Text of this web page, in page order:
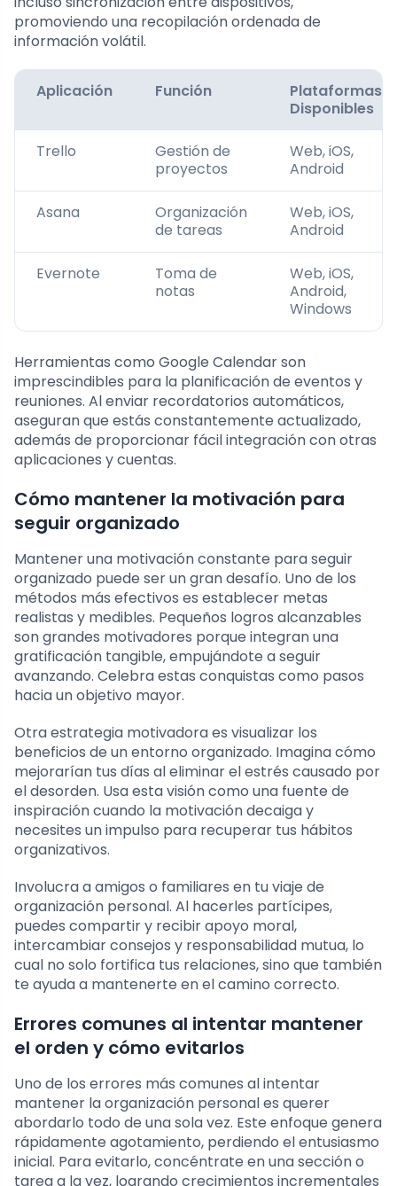
promoviendo una recopilación ordenada de
información volátil.
Aplicación Función
Plataformas
Disponibles
Trello
Gestión de
proyectos
Web, iOS,
Android
Asana
Organización
de tareas
Web, iOS,
Android
Evernote
Toma de
notas
Web, iOS,
Android,
Windows
Herramientas como Google Calendar son
imprescindibles para la planificación de eventos y
reuniones. Al enviar recordatorios automáticos,
aseguran que estás constantemente actualizado,
además de proporcionar fácil integración con otras
aplicaciones y cuentas.
Cómo mantener la motivación para
seguir organizado
Mantener una motivación constante para seguir
organizado puede ser un gran desafío. Uno de los
métodos más efectivos es establecer metas
realistas y medibles. Pequeños logros alcanzables
son grandes motivadores porque integran una
gratificación tangible, empujándote a seguir
avanzando. Celebra estas conquistas como pasos
hacia un objetivo mayor.
Otra estrategia motivadora es visualizar los
beneficios de un entorno organizado. Imagina cómo
mejorarían tus días al eliminar el estrés causado por
el desorden. Usa esta visión como una fuente de
inspiración cuando la motivación decaiga y
necesites un impulso para recuperar tus hábitos
organizativos.
Involucra a amigos o familiares en tu viaje de
organización personal. Al hacerles partícipes,
puedes compartir y recibir apoyo moral,
intercambiar consejos y responsabilidad mutua, lo
cual no solo fortifica tus relaciones, sino que también
te ayuda a mantenerte en el camino correcto.
Errores comunes al intentar mantener
el orden y cómo evitarlos
Uno de los errores más comunes al intentar
mantener la organización personal es querer
abordarlo todo de una sola vez. Este enfoque genera
rápidamente agotamiento, perdiendo el entusiasmo
inicial. Para evitarlo, concéntrate en una sección o
tarea a la vez, logrando crecimientos incrementales